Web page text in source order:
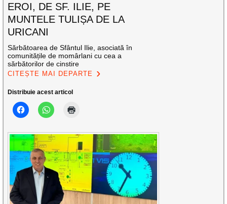
EROI, DE SF. ILIE, PE
MUNTELE TULIȘA DE LA
URICANI
Sărbătoarea de Sfântul Ilie, asociată în
comunitățile de momârlani cu cea a
sărbătorilor de cinstire
CITEȘTE MAI DEPARTE
Distribuie acest articol